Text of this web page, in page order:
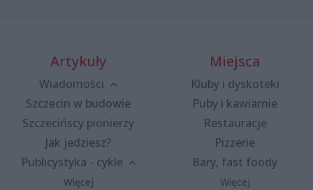
Artykuły
Wiadomości
Szczecin w budowie
Szczecińscy pionierzy
Jak jedziesz?
Publicystyka - cykle
Więcej
Miejsca
Kluby i dyskoteki
Puby i kawiarnie
Restauracje
Pizzerie
Bary, fast foody
Więcej